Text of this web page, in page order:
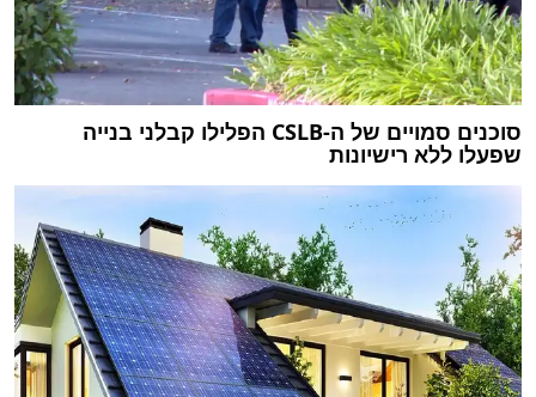
סוכנים סמויים של ה-CSLB הפלילו קבלני בנייה
שפעלו ללא רישיונות